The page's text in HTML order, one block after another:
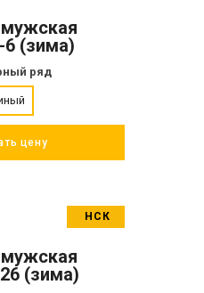
(зима)
ряд
цену
НСК
(зима)